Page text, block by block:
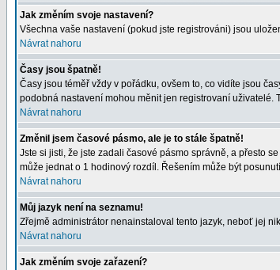
Jak změním svoje nastavení?
Všechna vaše nastavení (pokud jste registrováni) jsou
Návrat nahoru
Časy jsou špatně!
Časy jsou téměř vždy v pořádku, ovšem to, co vidíte jsou
podobná nastavení mohou měnit jen registrovaní uživatelé.
Návrat nahoru
Změnil jsem časové pásmo, ale je to stále špatně!
Jste si jisti, že jste zadali časové pásmo správně, a přesto
může jednat o 1 hodinový rozdíl. Řešením může být
Návrat nahoru
Můj jazyk není na seznamu!
Zřejmě administrátor nenainstaloval tento jazyk, neboť jej
Návrat nahoru
Jak změním svoje zařazení?